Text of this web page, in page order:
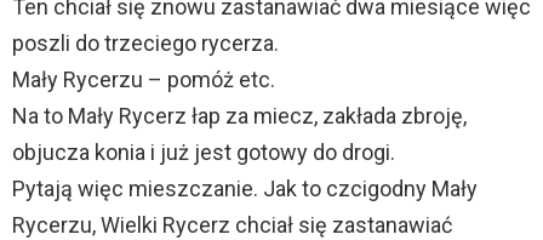
Ten chciał się znowu zastanawiać dwa miesiące więc
poszli do trzeciego rycerza.
Mały Rycerzu – pomóż etc.
Na to Mały Rycerz łap za miecz, zakłada zbroję,
objucza konia i już jest gotowy do drogi.
Pytają więc mieszczanie. Jak to czcigodny Mały
Rycerzu, Wielki Rycerz chciał się zastanawiać